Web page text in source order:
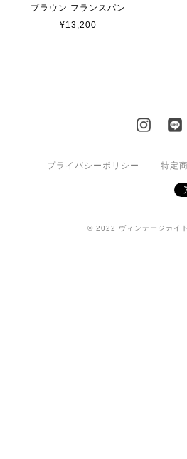
ブラウン フランスパン
¥13,200
プライバシーポリシー 特定
© 2022 ヴィンテージカイ